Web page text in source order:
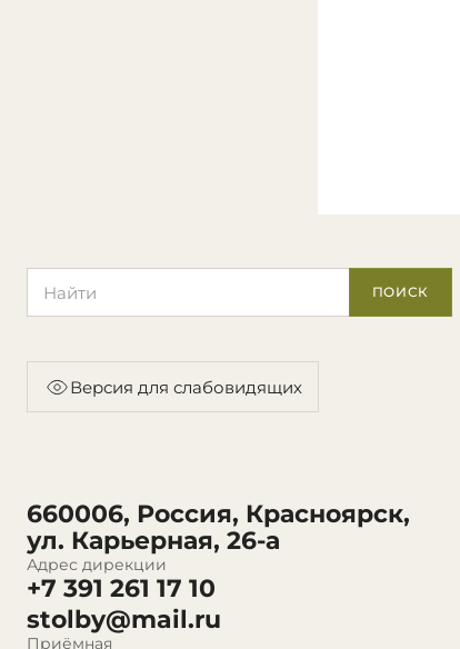
ПОИСК
Версия для слабовидящих
660006, Россия, Красноярск,
ул. Карьерная, 26-а
Адрес дирекции
+7 391 261 17 10
stolby@mail.ru
Приёмная